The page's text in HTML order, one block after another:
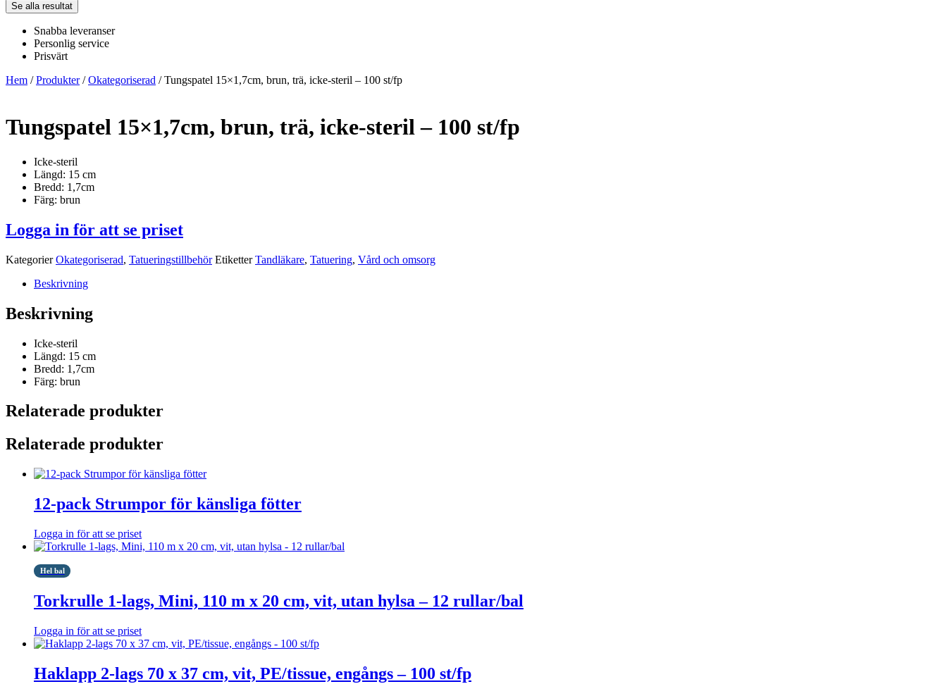
Se alla resultat
Snabba leveranser
Personlig service
Prisvärt
Hem /Produkter/Okategoriserad / Tungspatel 15×1,7cm, brun, trä, icke-steril – 100 st/fp
Tungspatel 15×1,7cm, brun, trä, icke-steril – 100 st/fp
Icke-steril
Längd: 15 cm
Bredd: 1,7cm
Färg: brun
Logga in för att se priset
Kategorier Okategoriserad, Tatueringstillbehör Etiketter Tandläkare, Tatuering, Vård och omsorg
Beskrivning
Beskrivning
Icke-steril
Längd: 15 cm
Bredd: 1,7cm
Färg: brun
Relaterade produkter
Relaterade produkter
12-pack Strumpor för känsliga fötter
Logga in för att se priset
Hel bal
Torkrulle 1-lags, Mini, 110 m x 20 cm, vit, utan hylsa – 12 rullar/bal
Logga in för att se priset
Haklapp 2-lags 70 x 37 cm, vit, PE/tissue, engångs – 100 st/fp